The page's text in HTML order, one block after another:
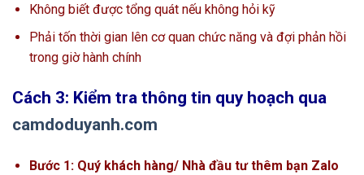
Không biết được tổng quát nếu không hỏi kỹ
Phải tốn thời gian lên cơ quan chức năng và đợi phản hồi
trong giờ hành chính
Cách 3: Kiểm tra thông tin quy hoạch qua
camdoduyanh.com
Bước 1: Quý khách hàng/ Nhà đầu tư thêm bạn Zalo